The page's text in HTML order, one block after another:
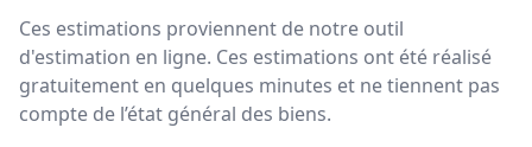
Ces estimations proviennent de notre outil
d'estimation en ligne. Ces estimations ont été réalisé
gratuitement en quelques minutes et ne tiennent pas
compte de l’état général des biens.